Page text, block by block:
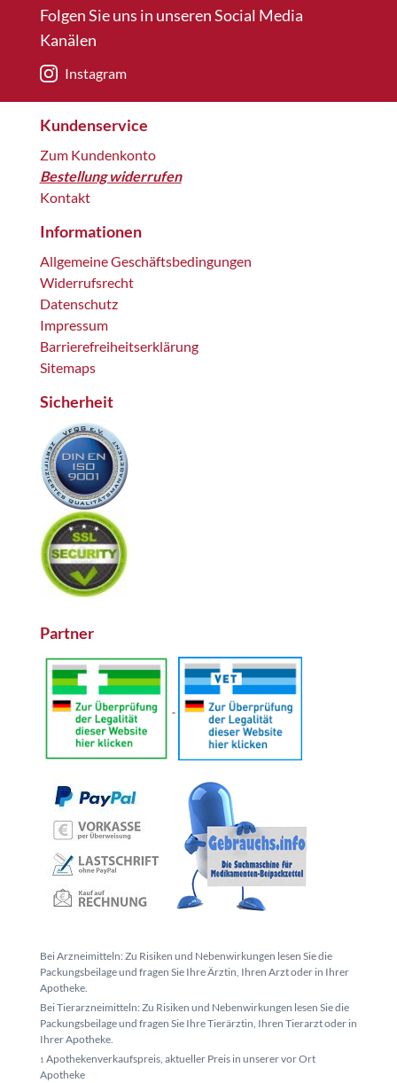
Folgen Sie uns in unseren Social Media
Kanälen
Instagram
Kundenservice
Zum Kundenkonto
Bestellung widerrufen
Kontakt
Informationen
Allgemeine Geschäftsbedingungen
Widerrufsrecht
Datenschutz
Impressum
Barrierefreiheitserklärung
Sitemaps
Sicherheit
Partner
Bei Arzneimitteln: Zu Risiken und Nebenwirkungen lesen Sie die
Packungsbeilage und fragen Sie Ihre Ärztin, Ihren Arzt oder in Ihrer
Apotheke.
Bei Tierarzneimitteln: Zu Risiken und Nebenwirkungen lesen Sie die
Packungsbeilage und fragen Sie Ihre Tierärztin, Ihren Tierarzt oder in
Ihrer Apotheke.
1 Apothekenverkaufspreis, aktueller Preis in unserer vor Ort
Apotheke